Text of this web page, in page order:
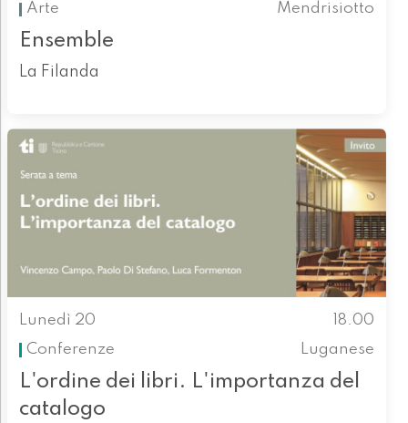
Arte
Mendrisiotto
Ensemble
La Filanda
Lunedì 20
18.00
Conferenze
Luganese
L'ordine dei libri. L'importanza del
catalogo